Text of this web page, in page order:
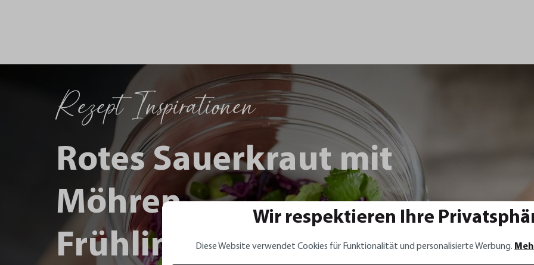
Rezept Inspirationen
Rotes Sauerkraut mit
Möhren,
Frühlingszwiebeln,
Wir respektieren Ihre
Diese Website verwendet Cookies für Funktionalität und personalisierte Werbung.